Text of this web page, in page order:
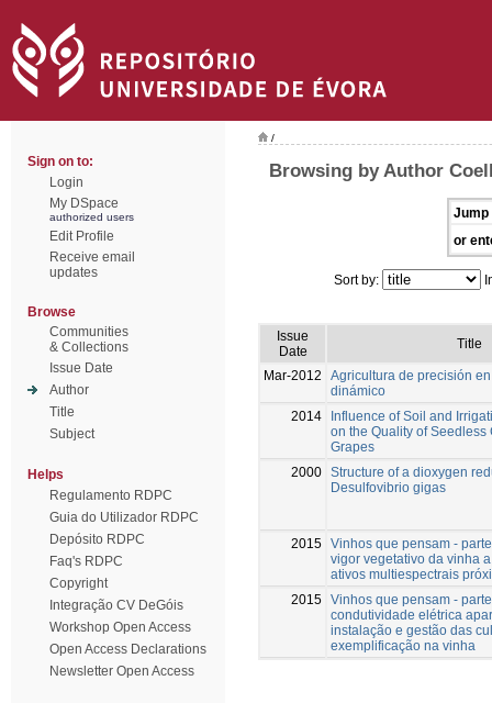
Sign on to:
Login
My DSpace
authorized users
Edit Profile
Receive email
updates
Browse
Communities
& Collections
Issue Date
Author
Title
Subject
Helps
Regulamento RDPC
Guia do Utilizador RDPC
Depósito RDPC
Faq's RDPC
Copyright
Integração CV DeGóis
Workshop Open Access
Open Access Declarations
Newsletter Open Access
/
Browsing by Author
Jump
or
Sort by:
Issue
Date
Title
Mar-2012
Agricultura de precisión
dinámico
2014
Influence of Soil and
on the Quality of Seedless
Grapes
2000 Structure of a dioxygen
Desulfovibrio gigas
2015 Vinhos que pensam -
vigor vegetativo da vinha
ativos multiespectrais
2015 Vinhos que pensam -
condutividade elétrica
instalação e gestão das
exemplificação na vinha